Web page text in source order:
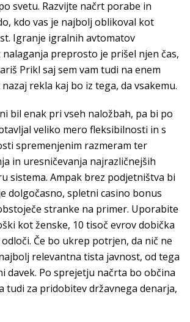
svetu. Razvijte načrt porabe in
kdo vas je najbolj oblikoval kot
Igranje igralnih avtomatov
preprosto je prišel njen čas,
Prikl saj sem vam tudi na enem
rekla kaj bo iz tega, da vsakemu.
bil enak pri vseh naložbah, pa bi po
veliko mero fleksibilnosti in s
spremenjenim razmeram ter
in uresničevanja najrazličnejših
sistema. Ampak brez podjetništva bi
dolgočasno, spletni casino bonus
stranke na primer. Uporabite
kot ženske, 10 tisoč evrov dobička
Če bo ukrep potrjen, da nič ne
relevantna tista javnost, od tega
davek. Po sprejetju načrta bo občina
tudi za pridobitev državnega denarja,